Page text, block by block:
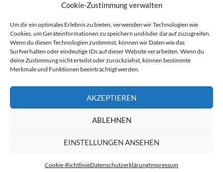
Cookie-Zustimmung verwalten
Um dir ein optimales Erlebnis zu bieten, verwenden wir Technologien wie
Cookies, um Geräteinformationen zu speichern und/oder darauf zuzugreifen.
Wenn du diesen Technologien zustimmst, können wir Daten wie das
Surfverhalten oder eindeutige IDs auf dieser Website verarbeiten. Wenn du
deine Zustimmung nicht erteilst oder zurückziehst, können bestimmte
Merkmale und Funktionen beeinträchtigt werden.
AKZEPTIEREN
ABLEHNEN
EINSTELLUNGEN ANSEHEN
Cookie-RichtlinieDatenschutzerklärungImpressum
Anonymisierungsdienste, VPN- und Web-Proxy…
Bezahlsysteme, Finanzdienstleister und…
Bürodienstleister, Firmengründer- und/oder…
Datenhändler, Adressbroker und zielgerichtetes…
Hosting, Routing, Provider, Domain-, Web- und…
Inkasso, Forderungsmanagement und eintreibende…
Spieleanbieter, Online- und Browsergames
Partnerprogramme, Vertriebskanäle- und…
Telekommunikationsdienstleister, Internet…
Vereine, Verbände, Vereinigungen und Lobbyisten
Web-Rotlichtbezirk, Erotik- und XXX-Anbieter
Sonstige Dienstleister, Profiteure und Kooperationen
© 2007 - 2026 by Abzocknews.de